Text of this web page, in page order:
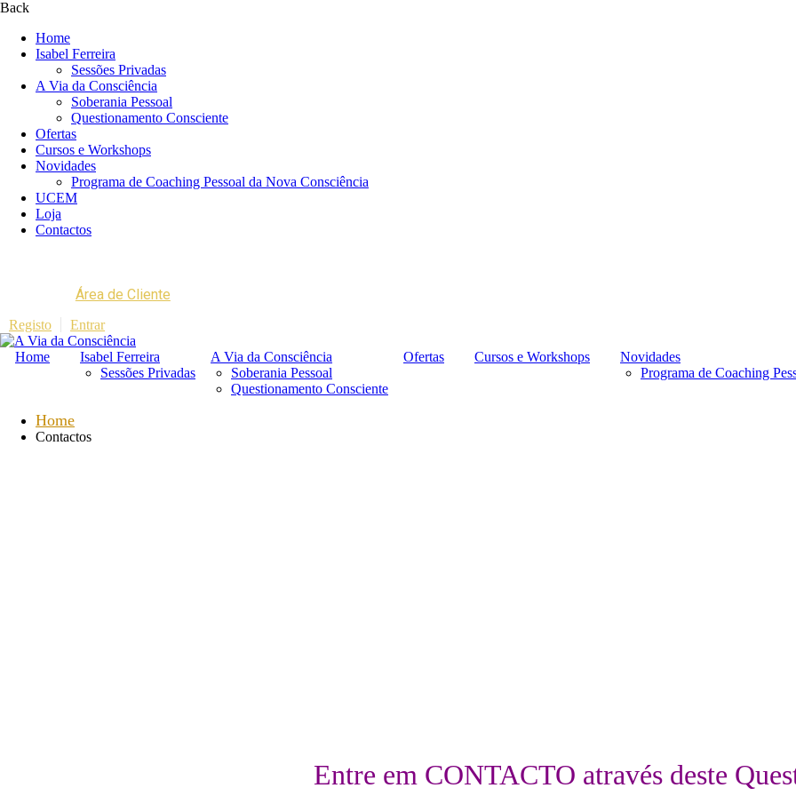
Back
Home
Isabel Ferreira
Sessões Privadas
A Via da Consciência
Soberania Pessoal
Questionamento Consciente
Ofertas
Cursos e Workshops
Novidades
Programa de Coaching Pessoal da Nova Consciência
UCEM
Loja
Contactos
Área de Cliente
Registo Entrar
Home
Isabel Ferreira
Sessões Privadas
A Via da Consciência
Soberania Pessoal
Questionamento Consciente
Ofertas Cursos e Workshops
Novidades
Programa de Coaching
Home
Contactos
Entre em CONTACTO através deste